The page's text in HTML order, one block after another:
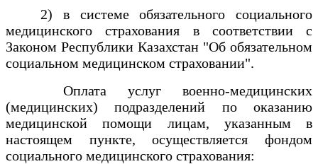
2) в системе обязательного социального
медицинского страхования в соответствии с
Законом Республики Казахстан "Об обязательном
социальном медицинском страховании".
Оплата услуг военно-медицинских
(медицинских) подразделений по оказанию
медицинской помощи лицам, указанным в
настоящем пункте, осуществляется фондом
социального медицинского страхования: